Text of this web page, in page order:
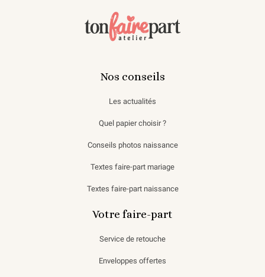
Nos conseils
Les actualités
Quel papier choisir ?
Conseils photos naissance
Textes faire-part mariage
Textes faire-part naissance
Votre faire-part
Service de retouche
Enveloppes offertes